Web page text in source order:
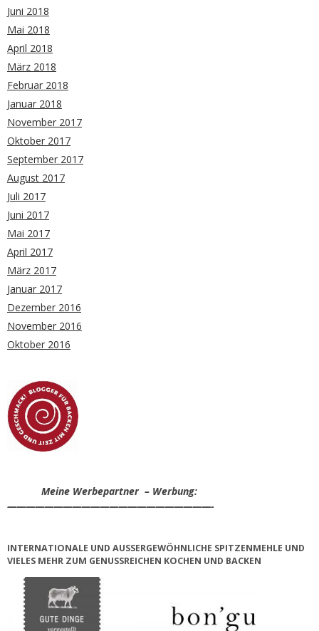
Juni 2018
Mai 2018
April 2018
März 2018
Februar 2018
Januar 2018
November 2017
Oktober 2017
September 2017
August 2017
Juli 2017
Juni 2017
Mai 2017
April 2017
März 2017
Januar 2017
Dezember 2016
November 2016
Oktober 2016
Meine Werbepartner – Werbung:
——————————————————————-
INTERNATIONALE UND AUSSERGEWÖHNLICHE SPITZENMEHLE UND V
IELES MEHR ZUM GENUSSREICHEN KOCHEN UND BACKEN